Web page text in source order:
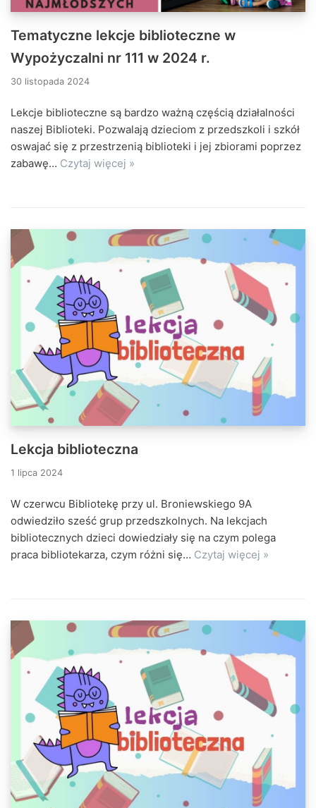
Tematyczne lekcje biblioteczne w
Wypożyczalni nr 111 w 2024 r.
30 listopada 2024
Lekcje biblioteczne są bardzo ważną częścią działalności
naszej Biblioteki. Pozwalają dzieciom z przedszkoli i szkół
oswajać się z przestrzenią biblioteki i jej zbiorami poprzez
zabawę… Czytaj więcej »
Lekcja biblioteczna
1 lipca 2024
W czerwcu Bibliotekę przy ul. Broniewskiego 9A
odwiedziło sześć grup przedszkolnych. Na lekcjach
bibliotecznych dzieci dowiedziały się na czym polega
praca bibliotekarza, czym różni się… Czytaj więcej »